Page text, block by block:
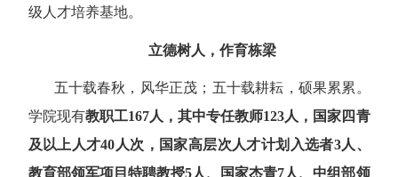
级人才培养基地。
立德树人，作育栋梁
五十载春秋，风华正茂；五十载耕耘，硕果累累。
学院现有教职工167人，其中专任教师123人，国家四青
及以上人才40 人次，国家高层次人才计划入选者3人、
教育部领军项目特聘教授5人、国家杰青7人、中组部领